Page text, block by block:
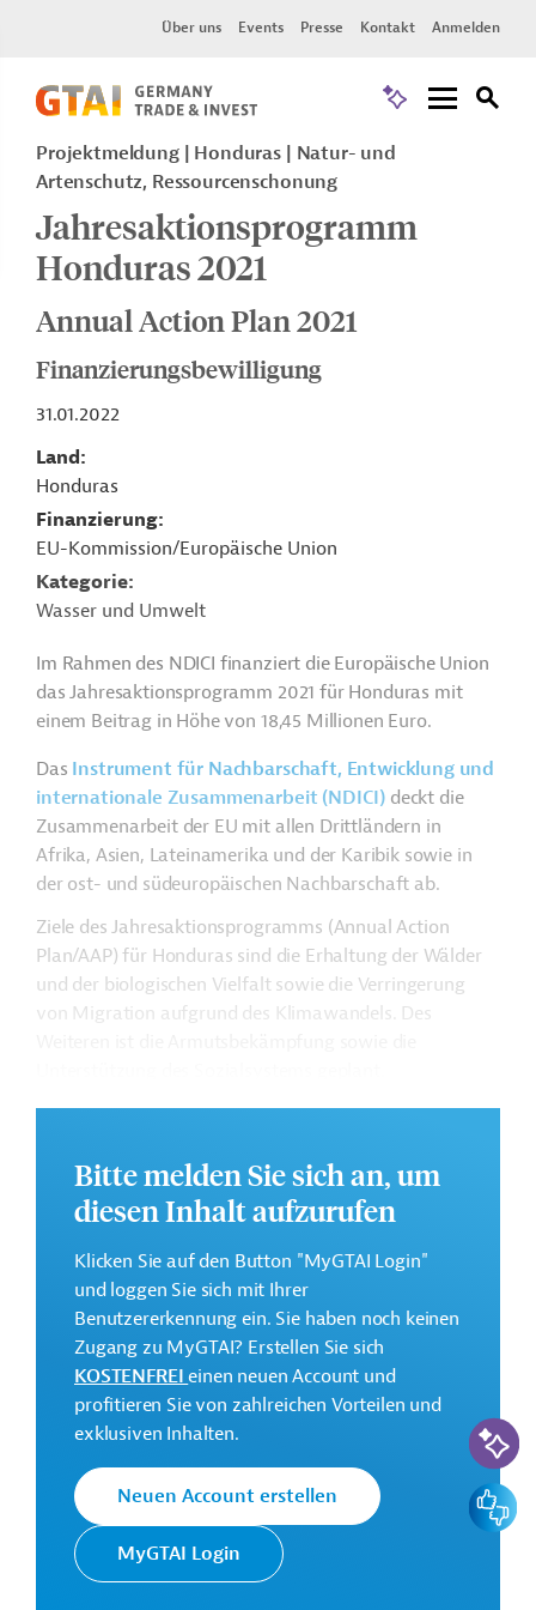
Über uns Events Presse Kontakt Anmelden
Projektmeldung Honduras
Natur- und
Artenschutz, Ressourcenschonung
Jahresaktionsprogramm
Honduras 2021
Annual Action Plan 2021
Finanzierungsbewilligung
31.01.2022
Land
Honduras
Finanzierung
EU-Kommission/Europäische Union
Kategorie
Wasser und Umwelt
Im Rahmen des NDICI finanziert die Europäische Union
das Jahresaktionsprogramm 2021 für Honduras mit
einem Beitrag in Höhe von 18,45 Millionen Euro.
Das Instrument für Nachbarschaft, Entwicklung und
internationale Zusammenarbeit (NDICI) deckt die
Zusammenarbeit der EU mit allen Drittländern in
Afrika, Asien, Lateinamerika und der Karibik sowie in
der ost- und südeuropäischen Nachbarschaft ab.
Ziele des Jahresaktionsprogramms (Annual Action
Plan/AAP) für Honduras sind die Erhaltung der Wälder
und der biologischen Vielfalt sowie die Verringerung
von Migration aufgrund des Klimawandels. Des
Weitere Informationen über das
Originaldokumenten, die zum Download bereitstehen.
Bei Fragen wenden Sie sich bitte an das Brüsseler Büro
Gesamtkosten:
18,45 Millionen Euro
Kontaktadresse
Europäische
Kommission
Generaldirektion Internationale
Partnerschaften (GD INTPA)
Bitte melden Sie sich an, um
diesen Inhalt aufzurufen
Klicken Sie auf den Button "MyGTAI Login"
und loggen Sie sich mit Ihrer
Benutzererkennung ein. Sie haben noch keinen
Zugang zu MyGTAI? Erstellen Sie sich
KOSTENFREIeinen neuen Account und
profitieren Sie von zahlreichen Vorteilen und
exklusiven Inhalten.
Neuen Account erstellen
MyGTAI Login
KI-